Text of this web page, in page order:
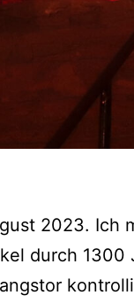
2023. Ich
durch 1300